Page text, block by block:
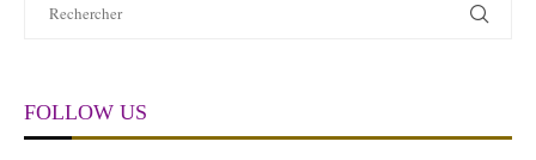
FOLLOW US